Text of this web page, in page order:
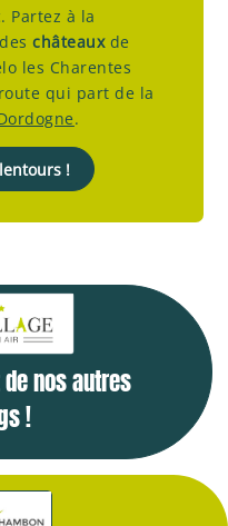
Partez à la
châteaux de
les Charentes
qui part de la
.
!
nos autres
!